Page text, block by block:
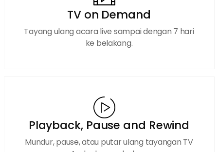
TV on Demand
Tayang ulang acara live sampai dengan 7 hari
ke belakang.
Playback, Pause and Rewind
Mundur, pause, atau putar ulang tayangan TV